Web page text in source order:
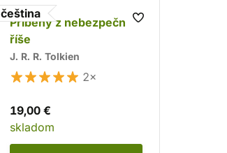
čeština
Příběhy z nebezpečné
říše
J. R. R. Tolkien
2×
19,00 €
skladom